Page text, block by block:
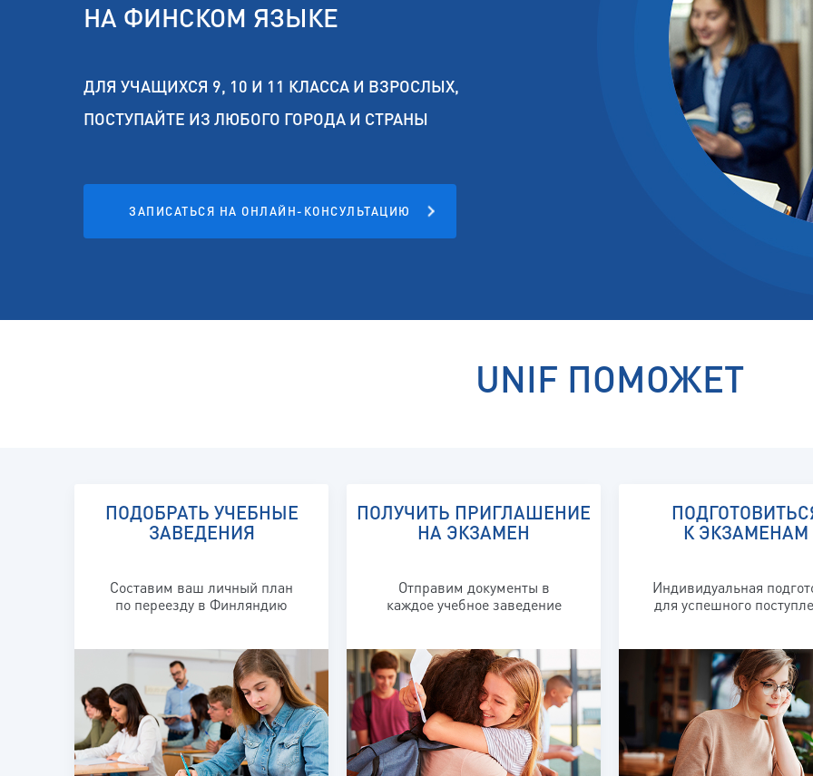
ПОДГОТОВКА В КОЛЛЕДЖИ НА АНГЛИЙСКОМ ЯЗЫКЕ
ПОДГОТОВКА В КОЛЛЕДЖИ НА ФИНСКОМ ЯЗЫКЕ
ПОДГОТОВКА В УНИВЕРСИТЕТЫ НА АНГЛИЙСКОМ ЯЗЫКЕ
ПОДГОТОВКА В ЛИЦЕИ НА ФИНСКОМ ЯЗЫКЕ
ПОДГОТОВКА К ИНТЕРВЬЮ НА АНГЛИЙСКОМ ЯЗЫКЕ
ПОДГОТОВКА К ИНТЕРВЬЮ НА ФИНСКОМ ЯЗЫКЕ
ПРОБНОЕ ИНТЕРВЬЮ НА
НА ФИНСКОМ ЯЗЫКЕ
ДЛЯ УЧАЩИХСЯ 9, 10 И 11 КЛАССА И ВЗРОСЛЫХ,
ПОСТУПАЙТЕ ИЗ ЛЮБОГО ГОРОДА И СТРАНЫ
ЗАПИСАТЬСЯ НА ОНЛАЙН-КОНСУЛЬТАЦИЮ
UNIF ПОМОЖЕТ
ПОДОБРАТЬ УЧЕБНЫЕ
ЗАВЕДЕНИЯ
Составим ваш личный план
по переезду в Финляндию
ПОЛУЧИТЬ ПРИГЛАШЕНИЕ
НА ЭКЗАМЕН
Отправим документы в
каждое учебное заведение
К ЭКЗАМЕНАМ
Индивидуальная
для успешного